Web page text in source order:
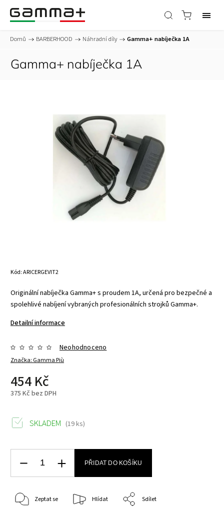
Domů / BARBERHOOD / Náhradní díly / Gamma+ nabíječka 1A
Gamma+ nabíječka 1A
Kód:ARICERGEVIT2
Originální nabíječka Gamma+ s proudem 1A, určená pro bezpečné a
spolehlivé nabíjení vybraných profesionálních strojků Gamma+.
Detailní informace
Značka: Gamma Più
Neohodnoceno
454 Kč
375 Kč bez DPH
SKLADEM (19 ks)
PŘIDAT DO KOŠÍKU
Zeptat se Hlídat Sdílet